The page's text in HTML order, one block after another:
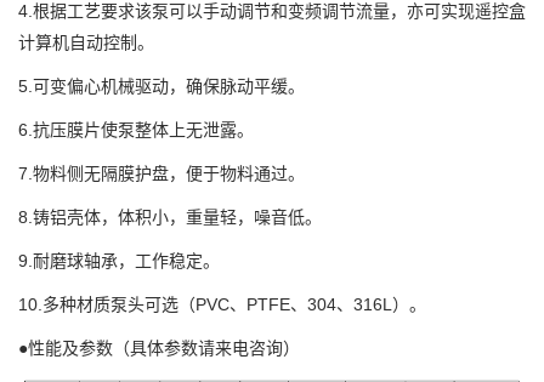
4.根据工艺要求该泵可以手动调节和变频调节流量，亦可实现遥控盒
计算机自动控制。
5.可变偏心机械驱动，确保脉动平缓。
6.抗压膜片使泵整体上无泄露。
7.物料侧无隔膜护盘，便于物料通过。
8.铸铝壳体，体积小，重量轻，噪音低。
9.耐磨球轴承，工作稳定。
10.多种材质泵头可选（PVC、PTFE、304、316L）。
●性能及参数（具体参数请来电咨询）